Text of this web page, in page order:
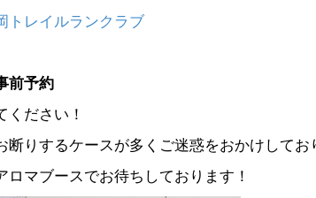
トレイルランクラブ
前予約
ください！
りするケースが多くご迷惑をおかけしてお
マブースでお待ちしております！